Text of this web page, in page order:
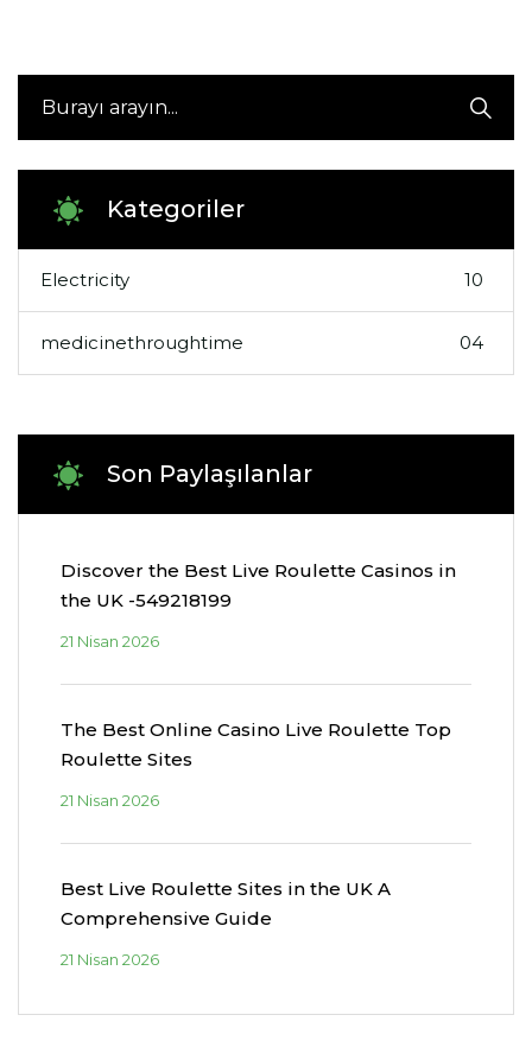
Kategoriler
Electricity 10
medicinethroughtime 04
Son Paylaşılanlar
Discover the Best Live Roulette Casinos in
the UK -549218199
21 Nisan 2026
The Best Online Casino Live Roulette Top
Roulette Sites
21 Nisan 2026
Best Live Roulette Sites in the UK A
Comprehensive Guide
21 Nisan 2026